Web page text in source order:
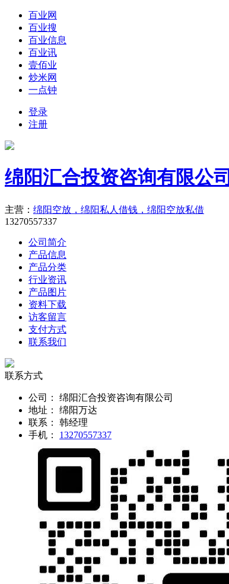
百业网
百业搜
百业信息
百业讯
壹佰业
炒米网
一点钟
登录
注册
绵阳汇合投资咨询有限公司
主营： 绵阳空放，绵阳私人借钱，绵阳空放私借
13270557337
公司简介
产品信息
产品分类
行业资讯
产品图片
资料下载
访客留言
支付方式
联系我们
联系方式
公司：
绵阳汇合投资咨询有限公司
地址：
绵阳万达
联系：
韩经理
手机：
13270557337